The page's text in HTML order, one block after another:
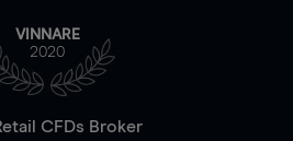
VINNARE
2020
CFDs Broker